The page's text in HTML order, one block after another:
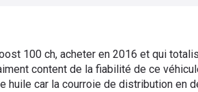
100 ch, acheter en 2016 et qui
content de la fiabilité de ce
huile car la courroie de distribution en